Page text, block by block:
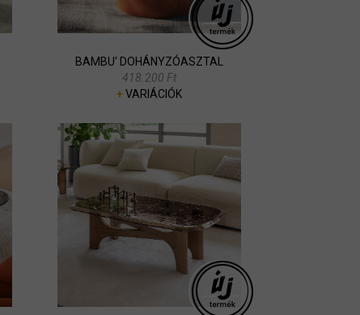
BAMBU' DOHÁNYZÓASZTAL
418.200 Ft
+VARIÁCIÓK